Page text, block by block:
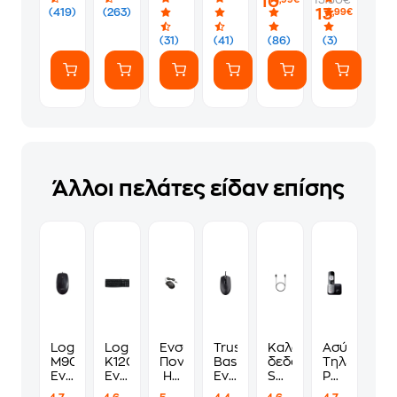
(419) (263)
Μαύρο
(31) (41) (86) (3)
13,99€
Άλλοι πελάτες είδαν επίσης
Logitech
M90
Ενσύρματο
Logitech
K120
Ενσύρματο
Ενσύρματο
Ποντίκι
HP
Trust
Basi
Ενσύρματο
Καλώδιο
δεδομένων
Samsung
Ασύρματο
Τηλέφωνο
Panasonic